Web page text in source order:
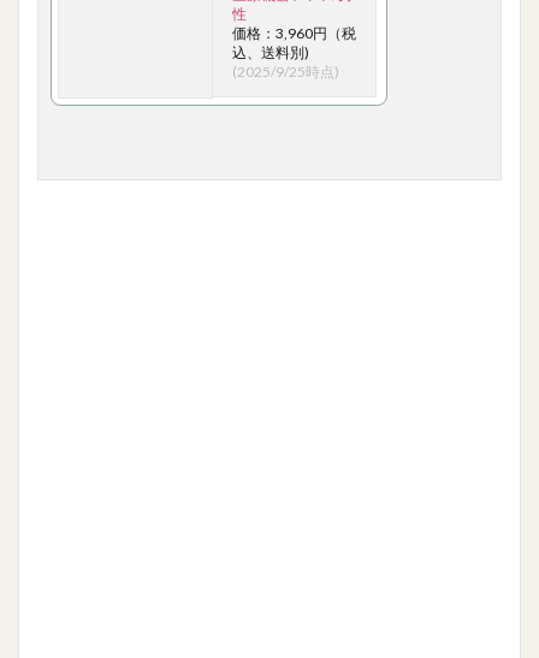
性
価格：3,960円（税
込、送料別)
(2025/9/25時点)